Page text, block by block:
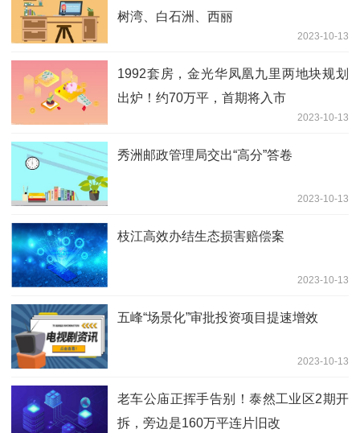
树湾、白石洲、西丽
2023-10-13
1992套房，金光华凤凰九里两地块规划
出炉！约70万平，首期将入市
2023-10-13
秀洲邮政管理局交出“高分”答卷
2023-10-13
枝江高效办结生态损害赔偿案
2023-10-13
五峰“场景化”审批投资项目提速增效
2023-10-13
老车公庙正挥手告别！泰然工业区2期开
拆，旁边是160万平连片旧改